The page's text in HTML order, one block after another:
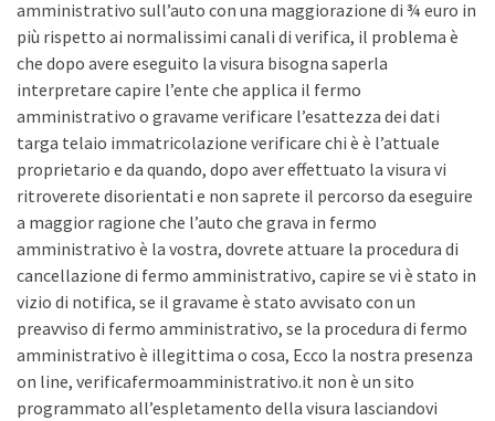
amministrativo sull’auto con una maggiorazione di ¾ euro in
più rispetto ai normalissimi canali di verifica, il problema è
che dopo avere eseguito la visura bisogna saperla
interpretare capire l’ente che applica il fermo
amministrativo o gravame verificare l’esattezza dei dati
targa telaio immatricolazione verificare chi è è l’attuale
proprietario e da quando, dopo aver effettuato la visura vi
ritroverete disorientati e non saprete il percorso da eseguire
a maggior ragione che l’auto che grava in fermo
amministrativo è la vostra, dovrete attuare la procedura di
cancellazione di fermo amministrativo, capire se vi è stato in
vizio di notifica, se il gravame è stato avvisato con un
preavviso di fermo amministrativo, se la procedura di fermo
amministrativo è illegittima o cosa, Ecco la nostra presenza
on line, verificafermoamministrativo.it non è un sito
programmato all’espletamento della visura lasciandovi